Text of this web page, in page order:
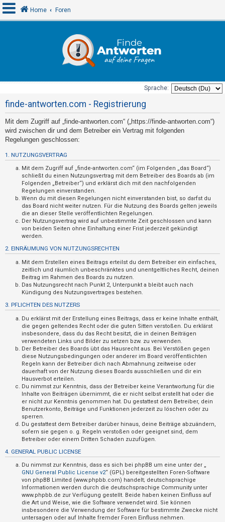
l
d
e
n
t
w
e
t
Home Foren
Sprache:
finde-antworten.com - Registrierung
Mit dem Zugriff auf „finde-antworten.com“ („https://finde-antworten.com“)
wird zwischen dir und dem Betreiber ein Vertrag mit folgenden
Regelungen geschlossen:
1. NUTZUNGSVERTRAG
Mit dem Zugriff auf „finde-antworten.com“ (im Folgenden „das Board“)
schließt du einen Nutzungsvertrag mit dem Betreiber des Boards ab (im
Folgenden „Betreiber“) und erklärst dich mit den nachfolgenden
Regelungen einverstanden.
Wenn du mit diesen Regelungen nicht einverstanden bist, so darfst du
das Board nicht weiter nutzen. Für die Nutzung des Boards gelten jeweils
die an dieser Stelle veröffentlichten Regelungen.
Der Nutzungsvertrag wird auf unbestimmte Zeit geschlossen und kann
von beiden Seiten ohne Einhaltung einer Frist jederzeit gekündigt
werden.
2. EINRÄUMUNG VON NUTZUNGSRECHTEN
Mit dem Erstellen eines Beitrags erteilst du dem Betreiber ein einfaches,
zeitlich und räumlich unbeschränktes und unentgeltliches Recht, deinen
Beitrag im Rahmen des Boards zu nutzen.
Das Nutzungsrecht nach Punkt 2, Unterpunkt a bleibt auch nach
Kündigung des Nutzungsvertrages bestehen.
3. PFLICHTEN DES NUTZERS
Du erklärst mit der Erstellung eines Beitrags, dass er keine Inhalte enthält,
die gegen geltendes Recht oder die guten Sitten verstoßen. Du erklärst
insbesondere, dass du das Recht besitzt, die in deinen Beiträgen
verwendeten Links und Bilder zu setzen bzw. zu verwenden.
Der Betreiber des Boards übt das Hausrecht aus. Bei Verstößen gegen
diese Nutzungsbedingungen oder anderer im Board veröffentlichten
Regeln kann der Betreiber dich nach Abmahnung zeitweise oder
dauerhaft von der Nutzung dieses Boards ausschließen und dir ein
Hausverbot erteilen.
Du nimmst zur Kenntnis, dass der Betreiber keine Verantwortung für die
Inhalte von Beiträgen übernimmt, die er nicht selbst erstellt hat oder die
er nicht zur Kenntnis genommen hat. Du gestattest dem Betreiber, dein
Benutzerkonto, Beiträge und Funktionen jederzeit zu löschen oder zu
sperren.
Du gestattest dem Betreiber darüber hinaus, deine Beiträge abzuändern,
sofern sie gegen o. g. Regeln verstoßen oder geeignet sind, dem
Betreiber oder einem Dritten Schaden zuzufügen.
4. GENERAL PUBLIC LICENSE
Du nimmst zur Kenntnis, dass es sich bei phpBB um eine unter der „
GNU General Public License v2“ (GPL) bereitgestellten Foren-Software
von phpBB Limited (www.phpbb.com) handelt; deutschsprachige
Informationen werden durch die deutschsprachige Community unter
www.phpbb.de zur Verfügung gestellt. Beide haben keinen Einfluss auf
die Art und Weise, wie die Software verwendet wird. Sie können
insbesondere die Verwendung der Software für bestimmte Zwecke nicht
untersagen oder auf Inhalte fremder Foren Einfluss nehmen.